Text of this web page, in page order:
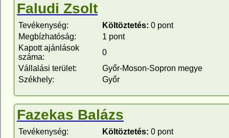
Faludi Zsolt
Tevékenység: Költöztetés: 0 pont
Megbízhatóság:
1 pont
Kapott ajánlások
száma:
0
Vállalási terület:
Győr-Moson-Sopron megye
Székhely:
Győr
Fazekas Balázs
Tevékenység: Költöztetés: 0 pont